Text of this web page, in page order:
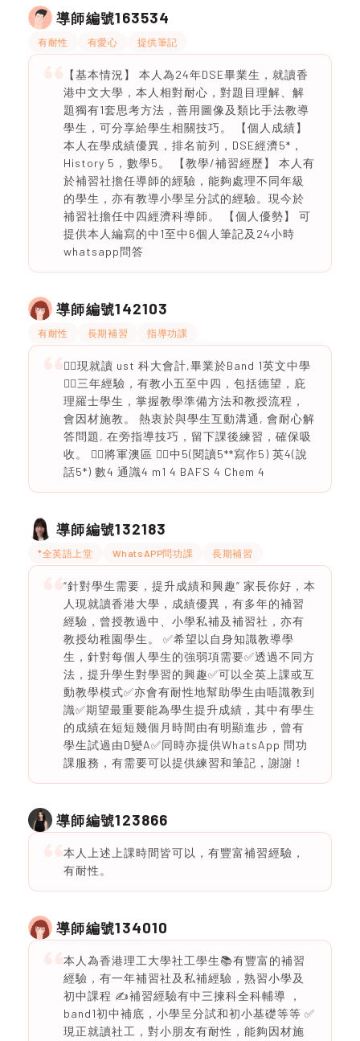
導師編號163534
有耐性 有愛心 提供筆記
【基本情況】 本人為24年DSE畢業生，就讀香
港中文大學，本人相對耐心，對題目理解、解
題獨有1套思考方法，善用圖像及類比手法教導
學生，可分享給學生相關技巧。 【個人成績】
本人在學成績優異，排名前列，DSE經濟5*，
History 5，數學5。 【教學/補習經歷】 本人有
於補習社擔任導師的經驗，能夠處理不同年級
的學生，亦有教導小學呈分試的經驗。現今於
補習社擔任中四經濟科導師。 【個人優勢】 可
提供本人編寫的中1至中6個人筆記及24小時
whatsapp問答
導師編號142103
有耐性 長期補習 指導功課
🙆‍♀️現就讀 ust 科大會計,畢業於Band 1英文中學
🙆‍♀️三年經驗，有教小五至中四，包括德望，庇
理羅士學生，掌握教學準備方法和教授流程，
會因材施教。 熱衷於與學生互動溝通, 會耐心解
答問題, 在旁指導技巧，留下課後練習，確保吸
收。 🙆‍♀️將軍澳區 🙆‍♀️中5(閱讀5**寫作5) 英4(說
話5*) 數4 通識4 m1 4 BAFS 4 Chem 4
導師編號132183
*全英語上堂 WhatsAPP問功課 長期補習
“針對學生需要，提升成績和興趣” 家長你好，本
人現就讀香港大學，成績優異，有多年的補習
經驗，曾授教過中、小學私補及補習社，亦有
教授幼稚園學生。 ✅希望以自身知識教導學
生，針對每個人學生的強弱項需要✅透過不同方
法，提升學生對學習的興趣✅可以全英上課或互
動教學模式✅亦會有耐性地幫助學生由唔識教到
識✅期望最重要能為學生提升成績，其中有學生
的成績在短短幾個月時間由有明顯進步，曾有
學生試過由D變A✅同時亦提供WhatsApp 問功
課服務，有需要可以提供練習和筆記，謝謝！
導師編號123866
本人上述上課時間皆可以，有豐富補習經驗，
有耐性。
導師編號134010
本人為香港理工大學社工學生📚有豐富的補習
經驗，有一年補習社及私補經驗，熟習小學及
初中課程 ✍️補習經驗有中三揀科全科輔導 ，
band1初中補底，小學呈分試和初小基礎等等 ✅
現正就讀社工，對小朋友有耐性，能夠因材施